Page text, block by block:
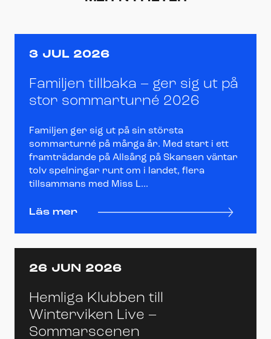
3 JUL 2026
Familjen tillbaka – ger sig ut på
stor sommarturné 2026
Familjen ger sig ut på sin största
sommarturné på många år. Med start i ett
framträdande på Allsång på Skansen väntar
tolv spelningar runt om i landet, flera
tillsammans med Miss L...
Läs mer
26 JUN 2026
Hemliga Klubben till
Winterviken Live –
Sommarscenen